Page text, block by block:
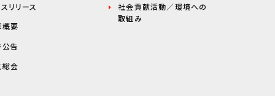
リリース
概要
告
総会
社会貢献活動／環境への
取組み